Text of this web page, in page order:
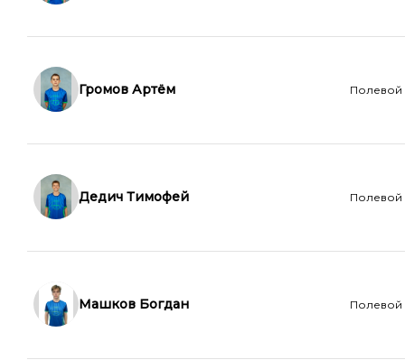
Громов Артём Полевой
Дедич Тимофей Полевой
Машков Богдан Полевой